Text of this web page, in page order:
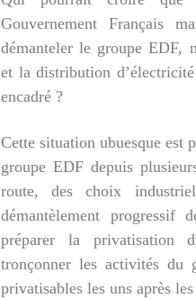
Gouvernement Français
démanteler le groupe EDF,
et la distribution
encadré ?
Cette situation ubuesque est
groupe EDF depuis
route, des choix
démantèlement
préparer la privatisation
tronçonner les activités du
privatisables les uns après les